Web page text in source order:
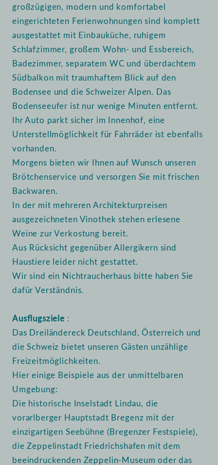
großzügigen, modern und komfortabel
eingerichteten Ferienwohnungen sind komplett
ausgestattet mit Einbauküche, ruhigem
Schlafzimmer, großem Wohn- und Essbereich,
Badezimmer, separatem WC und überdachtem
Südbalkon mit traumhaftem Blick auf den
Bodensee und die Schweizer Alpen. Das
Bodenseeufer ist nur wenige Minuten entfernt.
Ihr Auto parkt sicher im Innenhof, eine
Unterstellmöglichkeit für Fahrräder ist ebenfalls
vorhanden.
Morgens bieten wir Ihnen auf Wunsch unseren
Brötchenservice und versorgen Sie mit frischen
Backwaren.
In der mit mehreren Architekturpreisen
ausgezeichneten Vinothek stehen erlesene
Weine zur Verkostung bereit.
Aus Rücksicht gegenüber Allergikern sind
Haustiere leider nicht gestattet.
Wir sind ein Nichtraucherhaus bitte haben Sie
dafür Verständnis.
Ausflugsziele :
Das Dreiländereck Deutschland, Österreich und
die Schweiz bietet unseren Gästen unzählige
Freizeitmöglichkeiten.
Hier einige Beispiele aus der unmittelbaren
Umgebung:
Die historische Inselstadt Lindau, die
vorarlberger Hauptstadt Bregenz mit der
einzigartigen Seebühne (Bregenzer Festspiele),
die Zeppelinstadt Friedrichshafen mit dem
beeindruckenden Zeppelin-Museum oder das